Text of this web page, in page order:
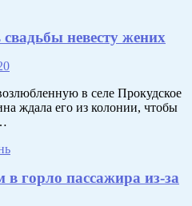
невесту жених
в селе Прокудское
ждала его из колонии, чтобы
горло пассажира из-за